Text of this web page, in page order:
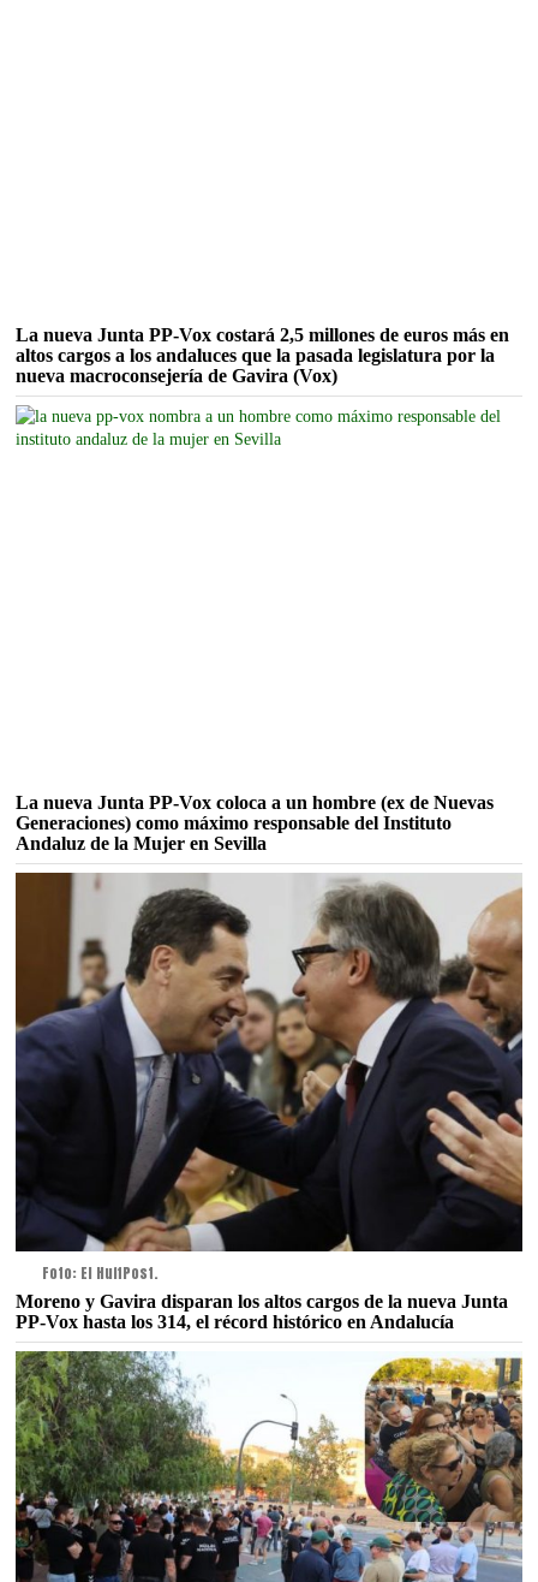
La nueva Junta PP-Vox costará 2,5 millones de euros más en
altos cargos a los andaluces que la pasada legislatura por la
nueva macroconsejería de Gavira (Vox)
La nueva Junta PP-Vox coloca a un hombre (ex de Nuevas
Generaciones) como máximo responsable del Instituto
Andaluz de la Mujer en Sevilla
Foto: El HuffPost.
Moreno y Gavira disparan los altos cargos de la nueva Junta
PP-Vox hasta los 314, el récord histórico en Andalucía